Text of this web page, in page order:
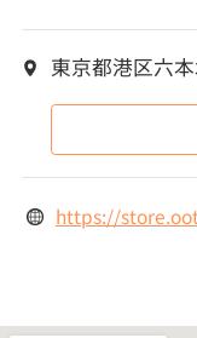
東京都港区六
https://